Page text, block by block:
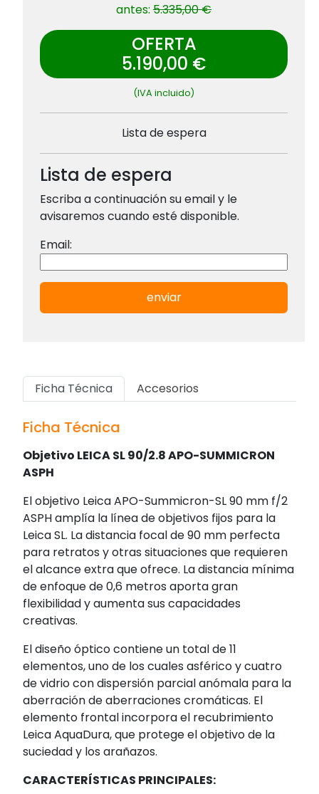
antes: 5.335,00 €
OFERTA
5.190,00 €
(IVA incluido)
Lista de espera
Lista de espera
Escriba a continuación su email y le
avisaremos cuando esté disponible.
Email:
enviar
Ficha Técnica Accesorios
Ficha Técnica
Objetivo LEICA SL 90/2.8 APO-SUMMICRON
ASPH
El objetivo Leica APO-Summicron-SL 90 mm f/2
ASPH amplía la línea de objetivos fijos para la
Leica SL. La distancia focal de 90 mm perfecta
para retratos y otras situaciones que requieren
el alcance extra que ofrece. La distancia mínima
de enfoque de 0,6 metros aporta gran
flexibilidad y aumenta sus capacidades
creativas.
El diseño óptico contiene un total de 11
elementos, uno de los cuales asférico y cuatro
de vidrio con dispersión parcial anómala para la
aberración de aberraciones cromáticas. El
elemento frontal incorpora el recubrimiento
Leica AquaDura, que protege el objetivo de la
suciedad y los arañazos.
CARACTERÍSTICAS PRINCIPALES: